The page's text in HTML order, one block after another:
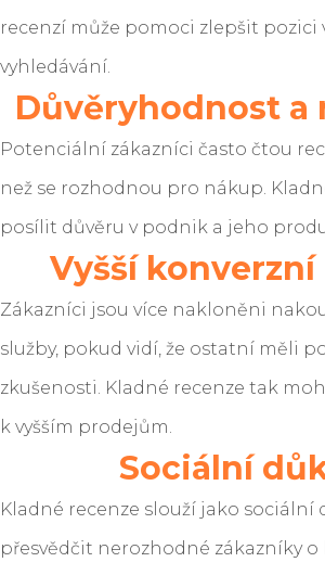
recenzí může pomoci zlepšit pozici
vyhledávání.
Důvěryhodnost a
Potenciální zákazníci často čtou
než se rozhodnou pro nákup.
posílit důvěru v podnik a jeho
Vyšší
Zákazníci jsou více nakloněni
služby, pokud vidí, že ostatní měli
zkušenosti. Kladné recenze tak
k vyšším prodejům.
Sociální
Kladné recenze slouží jako sociální
přesvědčit nerozhodné zákazníky o